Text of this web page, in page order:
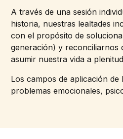
A través de una sesión
historia, nuestras lealtades
con el propósito de
generación) y reconciliarnos
asumir nuestra vida a
Los campos de aplicación
problemas emocionales,